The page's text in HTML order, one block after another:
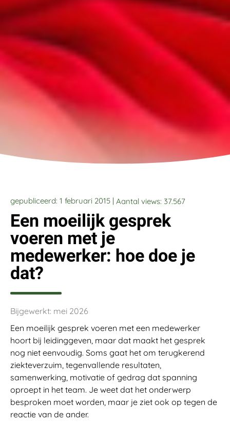
gepubliceerd: 1 februari 2015 | Aantal views: 37.567
Een moeilijk gesprek
voeren met je
medewerker: hoe doe je
dat?
Bijgewerkt: mei 2026
Een moeilijk gesprek voeren met een medewerker
hoort bij leidinggeven, maar dat maakt het gesprek
nog niet eenvoudig. Soms gaat het om terugkerend
ziekteverzuim, tegenvallende resultaten,
samenwerking, motivatie of gedrag dat spanning
oproept in het team. Je weet dat het onderwerp
besproken moet worden, maar je ziet ook op tegen de
reactie van de ander.